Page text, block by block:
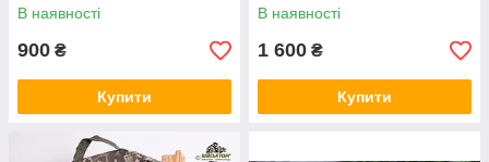
В наявності
900 ₴
Купити
В наявності
1 600 ₴
Купити